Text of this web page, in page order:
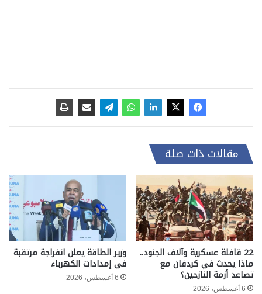
مقالات ذات صلة
22 قافلة عسكرية وآلاف الجنود..
ماذا يحدث في كردفان مع
تصاعد أزمة النازحين؟
6 أغسطس، 2026
وزير الطاقة يعلن انفراجة مرتقبة
في إمدادات الكهرباء
6 أغسطس، 2026